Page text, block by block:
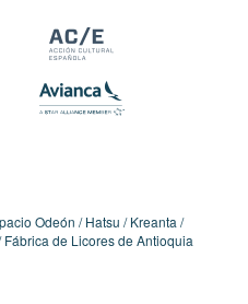
Odeón Hatsu
Kreanta
Fábrica de Licores de Antioquia